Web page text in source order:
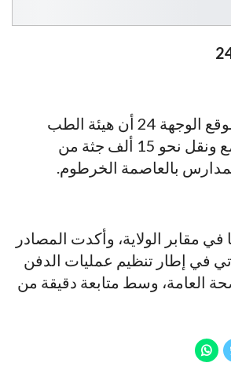
كشفت مصادر لموقع الوجهة 24 أن هيئة الطب
العدلي قامت بجمع ونقل نحو 15 ألف جثة من
بالعاصمة الخرطوم.
مقابر الولاية، وأكدت المصادر
في إطار تنظيم عمليات الدفن
العامة، وسط متابعة دقيقة من